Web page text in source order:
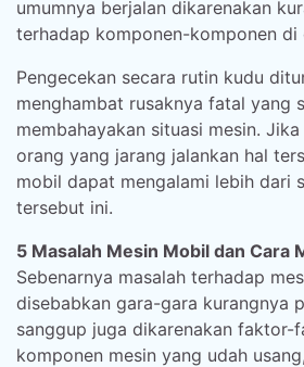
umumnya berjalan dikarenakan
terhadap komponen-komponen di
Pengecekan secara rutin kudu
menghambat rusaknya fatal yang
membahayakan situasi mesin.
orang yang jarang jalankan hal
mobil dapat mengalami lebih dari
tersebut ini.
5 Masalah Mesin Mobil dan Cara
Sebenarnya masalah terhadap
disebabkan gara-gara kurangnya
sanggup juga dikarenakan faktor-
komponen mesin yang udah